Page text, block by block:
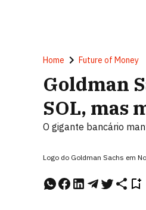
Home Future of Money
Goldman
SOL, mas
O gigante bancário
Logo do Goldman Sachs em